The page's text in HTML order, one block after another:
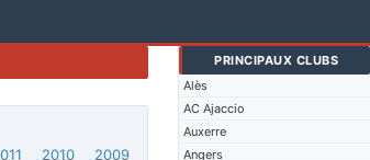
PRINCIPAUX CLUBS
Alès
AC Ajaccio
Auxerre
Angers
2010
2009